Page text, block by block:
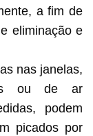
a fim de
eliminação e
nas janelas,
ou de ar
podem
picados por